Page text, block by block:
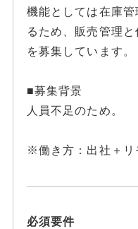
機能としては在庫
るため、販売管理
を募集しています。
■募集背景
人員不足のため。
※働き方：出社＋リ
必須要件